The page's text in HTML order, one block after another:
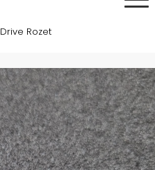
Drive Rozet